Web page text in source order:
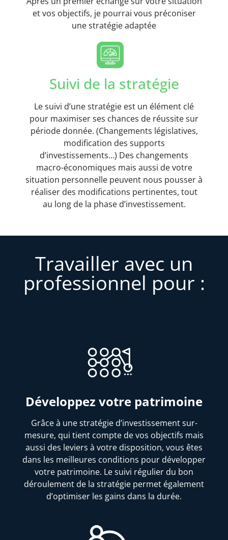
et vos objectifs, je pourrai vous préconiser
une stratégie adaptée
Suivi de la stratégie
Le suivi d’une stratégie est un élément clé
pour maximiser ses chances de réussite sur
période donnée. (Changements législatives,
modification des supports
d’investissements…) Des changements
macro-économiques mais aussi de votre
situation personnelle peuvent nous pousser à
réaliser des modifications pertinentes, tout
au long de la phase d’investissement.
Travailler avec un
professionnel pour :
Développez votre patrimoine
Grâce à une stratégie d’investissement sur-
mesure, qui tient compte de vos objectifs mais
aussi des leviers à votre disposition, vous êtes
dans les meilleures conditions pour développer
votre patrimoine. Le suivi régulier du bon
déroulement de la stratégie permet également
d’optimiser les gains dans la durée.